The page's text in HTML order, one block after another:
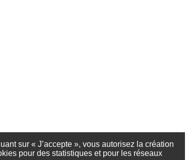
sur « J’accepte », vous autorisez la création
pour des statistiques et pour les réseaux